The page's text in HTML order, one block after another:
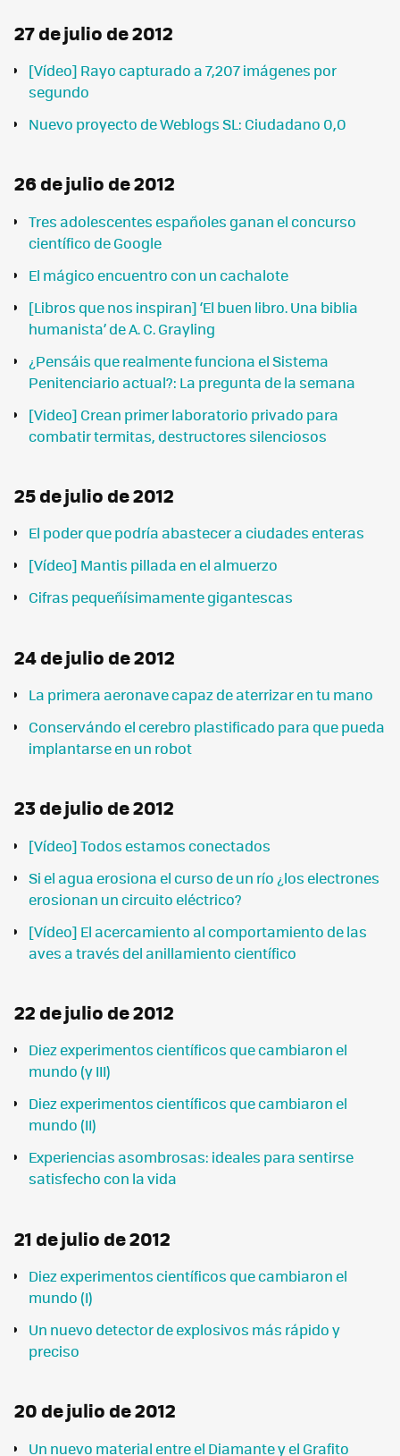
27 de julio de 2012
[Vídeo] Rayo capturado a 7,207 imágenes por
segundo
Nuevo proyecto de Weblogs SL: Ciudadano 0,0
26 de julio de 2012
Tres adolescentes españoles ganan el concurso
científico de Google
El mágico encuentro con un cachalote
[Libros que nos inspiran] ‘El buen libro. Una biblia
humanista’ de A. C. Grayling
¿Pensáis que realmente funciona el Sistema
Penitenciario actual?: La pregunta de la semana
[Video] Crean primer laboratorio privado para
combatir termitas, destructores silenciosos
25 de julio de 2012
El poder que podría abastecer a ciudades enteras
[Vídeo] Mantis pillada en el almuerzo
Cifras pequeñísimamente gigantescas
24 de julio de 2012
La primera aeronave capaz de aterrizar en tu mano
Conservándo el cerebro plastificado para que pueda
implantarse en un robot
23 de julio de 2012
[Vídeo] Todos estamos conectados
Si el agua erosiona el curso de un río ¿los electrones
erosionan un circuito eléctrico?
[Vídeo] El acercamiento al comportamiento de las
aves a través del anillamiento científico
22 de julio de 2012
Diez experimentos científicos que cambiaron el
mundo (y III)
Diez experimentos científicos que cambiaron el
mundo (II)
Experiencias asombrosas: ideales para sentirse
satisfecho con la vida
21 de julio de 2012
Diez experimentos científicos que cambiaron el
mundo (I)
Un nuevo detector de explosivos más rápido y
preciso
20 de julio de 2012
Un nuevo material entre el Diamante y el Grafito